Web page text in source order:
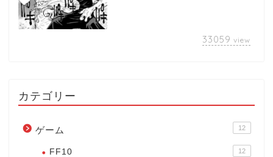
33059 view
カテゴリー
ゲーム 12
FF10 12